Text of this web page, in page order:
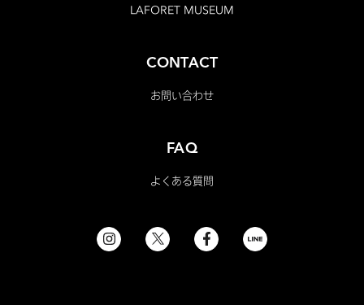
LAFORET MUSEUM
CONTACT
お問い合わせ
FAQ
よくある質問